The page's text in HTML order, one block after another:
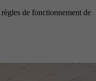
règles de fonctionnement de